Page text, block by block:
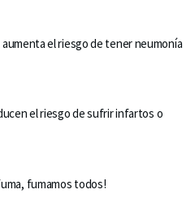
aumenta el riesgo de tener neumonía
el riesgo de sufrir infartos o
fumamos todos!